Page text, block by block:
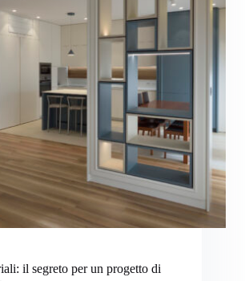
il segreto per un progetto di